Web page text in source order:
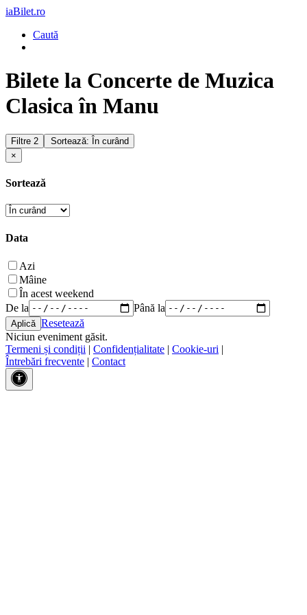
iaBilet.ro
Caută
Bilete la Concerte de Muzica
Clasica în Manu
Filtre 2
Sortează: În curând
×
Sortează
Data
Azi
Mâine
În acest weekend
De la
Până la
Resetează
Niciun eveniment găsit.
Termeni și condiții | Confidențialitate | Cookie-uri |
Întrebări frecvente | Contact